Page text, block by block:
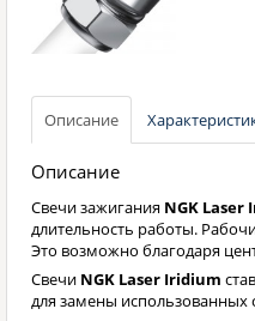
Описание
Описание
Свечи зажигания NGK Laser
длительность работы.
Это возможно благодаря
Свечи NGK Laser Iridium
для замены использованных